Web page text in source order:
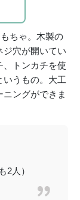
ちゃ。木製の
ジ穴が開いてい
、トンカチを使
いうもの。大工
ングができま
2人）